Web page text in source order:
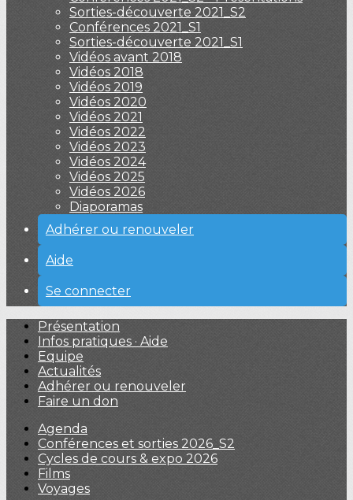
Sorties-découverte 2021_S2
Conférences 2021_S1
Sorties-découverte 2021_S1
Vidéos avant 2018
Vidéos 2018
Vidéos 2019
Vidéos 2020
Vidéos 2021
Vidéos 2022
Vidéos 2023
Vidéos 2024
Vidéos 2025
Vidéos 2026
Diaporamas
Adhérer ou renouveler
Aide
Se connecter
Présentation
Infos pratiques · Aide
Equipe
Actualités
Adhérer ou renouveler
Faire un don
Agenda
Conférences et sorties 2026_S2
Cycles de cours & expo 2026
Films
Voyages